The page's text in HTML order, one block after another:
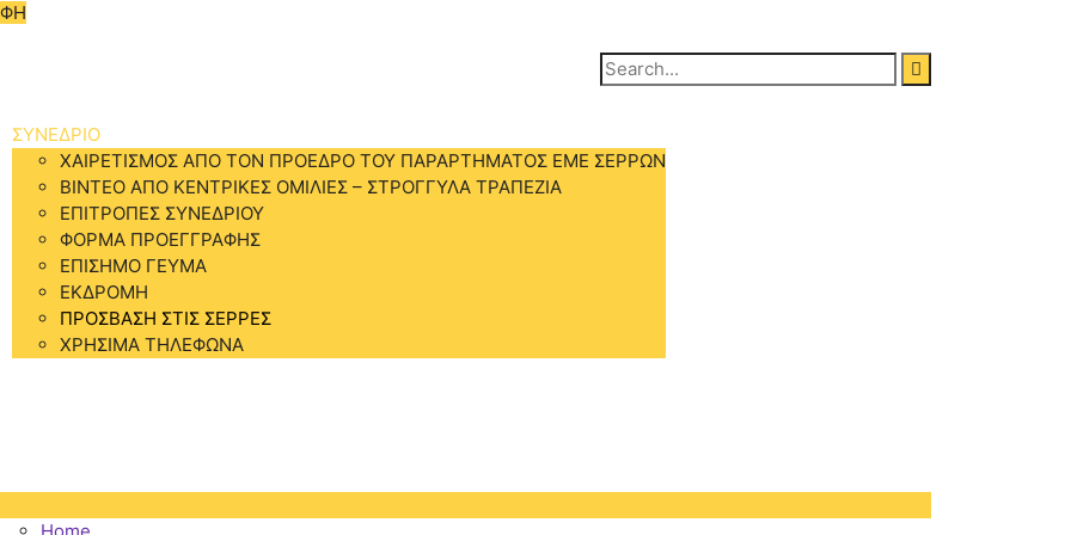
Search
for:
ΣΥΝΕΔΡΙΟ
ΧΑΙΡΕΤΙΣΜΟΣ ΑΠΟ ΤΟΝ ΠΡΟΕΔΡΟ ΤΟΥ ΠΑΡΑΡΤΗΜΑΤΟΣ ΕΜΕ ΣΕΡΡΩΝ
BINTEO ΑΠΟ ΚΕΝΤΡΙΚΕΣ ΟΜΙΛΙΕΣ – ΣΤΡΟΓΓΥΛΑ ΤΡΑΠΕΖΙΑ
ΕΠΙΤΡΟΠΕΣ ΣΥΝΕΔΡΙΟΥ
ΦΟΡΜΑ ΠΡΟΕΓΓΡΑΦΗΣ
ΕΠΙΣΗΜΟ ΓΕΥΜΑ
ΕΚΔΡΟΜΗ
ΠΡΟΣΒΑΣΗ ΣΤΙΣ ΣΕΡΡΕΣ
ΧΡΗΣΙΜΑ ΤΗΛΕΦΩΝΑ